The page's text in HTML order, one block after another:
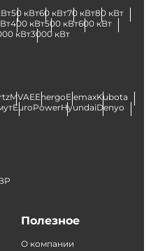
50 кВт60 кВт70 кВт80 кВт
400 кВт500 кВт600 кВт
кВт3000 кВт
MVAEEnergoElemaxKubota
EuroPowerHyundaiDenyo
Полезное
О компании